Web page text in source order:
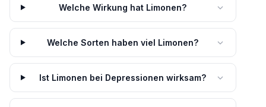
Welche Wirkung hat Limonen?
Welche Sorten haben viel Limonen?
Ist Limonen bei Depressionen wirksam?